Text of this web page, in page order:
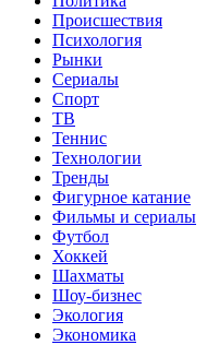
Происшествия
Психология
Рынки
Сериалы
Спорт
ТВ
Теннис
Технологии
Тренды
Фигурное катание
Фильмы и сериалы
Футбол
Хоккей
Шахматы
Шоу-бизнес
Экология
Экономика